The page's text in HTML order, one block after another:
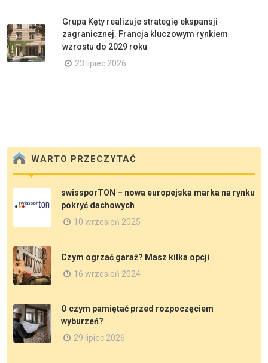
Grupa Kęty realizuje strategię ekspansji
zagranicznej. Francja kluczowym rynkiem
wzrostu do 2029 roku
23 lipiec 2026
WARTO PRZECZYTAĆ
swissporTON – nowa europejska marka na rynku
pokryć dachowych
10 wrzesień 2025
Czym ogrzać garaż? Masz kilka opcji
16 wrzesień 2024
O czym pamiętać przed rozpoczęciem
wyburzeń?
29 lipiec 2026